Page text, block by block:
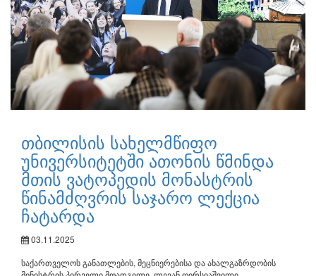
თბილისის სახელმწიფო
უნივერსიტეტში ათონის წმინდა
მთის ვატოპედის მონასტრის
წინამძღვრის საჯარო ლექცია
ჩატარდა
03.11.2025
საქართველოს განათლების, მეცნიერებისა და ახალგაზრდობის